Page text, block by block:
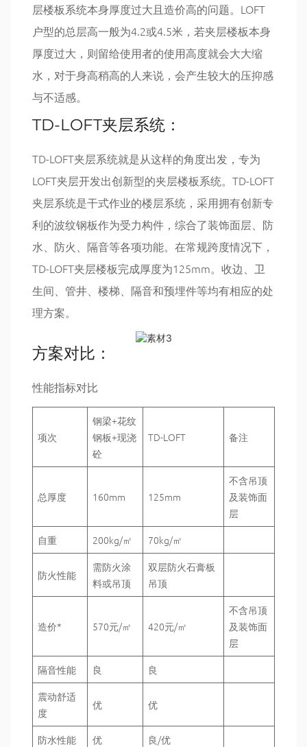
层楼板系统本身厚度过大且造价高的问题。LOFT
户型的总层高一般为4.2或4.5米，若夹层楼板本身
厚度过大，则留给使用者的使用高度就会大大缩
水，对于身高稍高的人来说，会产生较大的压抑感
与不适感。
TD-LOFT夹层系统：
TD-LOFT夹层系统就是从这样的角度出发，专为
LOFT夹层开发出创新型的夹层楼板系统。TD-LOFT
夹层系统是干式作业的楼层系统，采用拥有创新专
利的波纹钢板作为受力构件，综合了装饰面层、防
水、防火、隔音等各项功能。在常规跨度情况下，
TD-LOFT夹层楼板完成厚度为125mm。收边、卫
生间、管井、楼梯、隔音和预埋件等均有相应的处
理方案。
方案对比：
性能指标对比
项次
钢梁+花纹
钢板+现浇
砼
TD-LOFT 备注
总厚度 160mm 125mm
不含吊顶
及装饰面
层
自重
200kg/㎡ 70kg/㎡
防火性能
需防火涂
料或吊顶
双层防火石膏板
吊顶
造价* 570元/㎡ 420元/㎡
不含吊顶
及装饰面
层
隔音性能
良
良
震动舒适
度
优 优
防水性能 优
良/优